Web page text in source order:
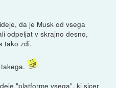
da je Musk od vsega
odpeljat v skrajno desno,
tako zdi.
"platforme vsega", ki sicer